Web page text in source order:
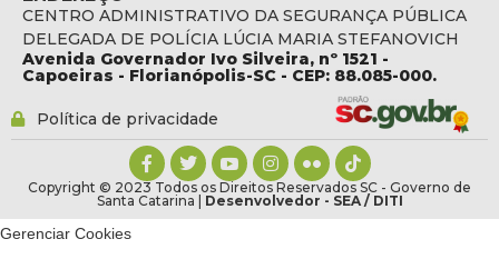
CENTRO ADMINISTRATIVO DA SEGURANÇA PÚBLICA
DELEGADA DE POLÍCIA LÚCIA MARIA STEFANOVICH
Avenida Governador Ivo Silveira, nº 1521 -
Capoeiras - Florianópolis-SC - CEP: 88.085-000.
Política de privacidade
Copyright © 2023 Todos os Direitos Reservados SC - Governo de
Santa Catarina | Desenvolvedor - SEA / DITI
Gerenciar Cookies